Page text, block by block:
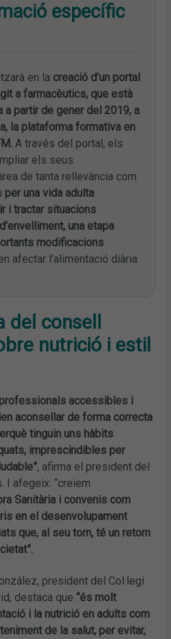
específic
en la creació d’un portal
a farmacèutics, que està
a partir de gener del 2019, a
la plataforma formativa en
A través del portal, els
els seus
de tanta rellevància com
per una vida adulta
i tractar situacions
una etapa
modificacions
afectar l’alimentació diària.
consell
nutrició i estil
accessibles i
aconsellar de forma correcta
tinguin uns hàbits
imprescindibles per
, afirma el president del
I afegeix: “creiem
Sanitària i convenis com
en el desenvolupament
que, al seu torn, té un retorn
president del Col·legi
destaca que “és molt
i la nutrició en adults com
de la salut, per evitar,